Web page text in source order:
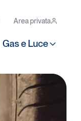
Gas e Luce
Area privata